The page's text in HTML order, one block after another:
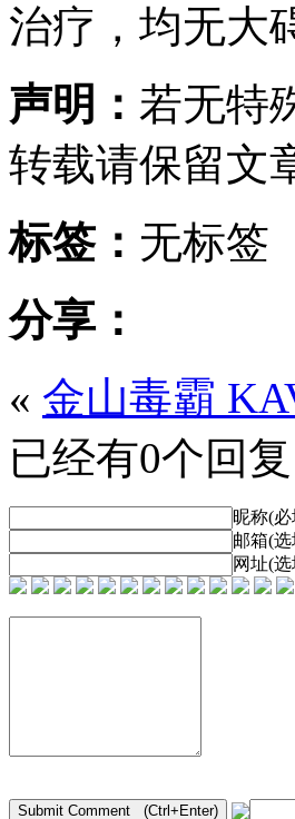
治疗，均无大
声明： 若无特
转载请保留文
标签： 无标签
分享：
« 金山毒霸
已经有0个回复
昵称(
邮箱(
网址(